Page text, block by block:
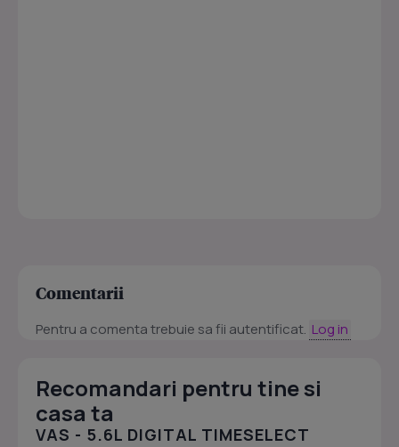
Comentarii
Pentru a comenta trebuie sa fii autentificat. Log in
Recomandari pentru tine si
casa ta
VAS - 5.6L DIGITAL TIMESELECT